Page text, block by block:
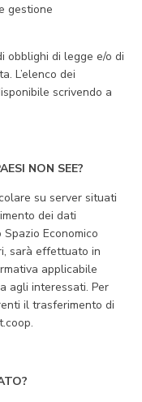
gestione
obblighi di legge e/o di
L’elenco dei
scrivendo a
NON SEE?
su server situati
dei dati
Economico
sarà effettuato in
applicabile
agli interessati. Per
il trasferimento di